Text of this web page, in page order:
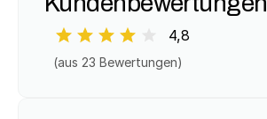
4,8
(aus 23 Bewertungen)